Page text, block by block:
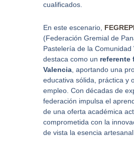
cualificados.
En este escenario,
(Federación Gremial de
Pastelería de la Comunidad
destaca como un referente
Valencia , aportando una
educativa sólida, práctica y
empleo. Con décadas de
federación impulsa el
de una oferta académica
comprometida con la
de vista la esencia artesanal